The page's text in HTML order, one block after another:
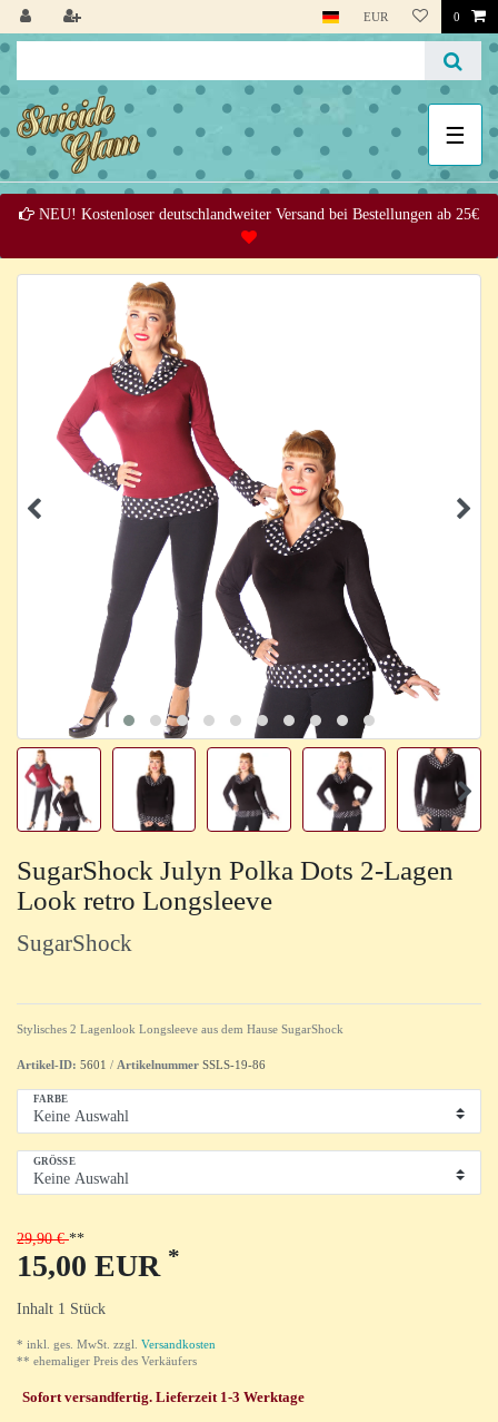
EUR 0
☰
NEU! Kostenloser deutschlandweiter Versand bei Bestellungen ab 25€
SugarShock Julyn Polka Dots 2-Lagen
Look retro Longsleeve
SugarShock
Stylisches 2 Lagenlook Longsleeve aus dem Hause SugarShock
Artikel-ID: 5601 / Artikelnummer SSLS-19-86
FARBE
GRÖSSE
29,90 €
15,00 EUR *
Inhalt 1 Stück
* inkl. ges. MwSt. zzgl.
Versandkosten
** ehemaliger Preis des Verkäufers
Sofort versandfertig. Lieferzeit 1-3 Werktage